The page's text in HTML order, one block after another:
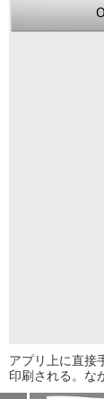
アプリ上に直接
印刷される。な